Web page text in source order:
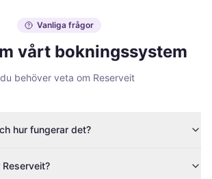
Vanliga frågor
vårt bokningssystem
behöver veta om Reserveit
hur fungerar det?